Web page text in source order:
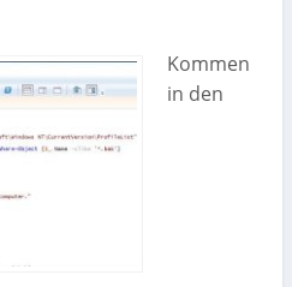
Kommen
in den